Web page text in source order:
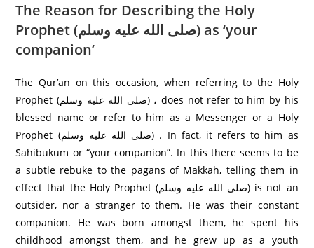
The Reason for Describing the Holy
Prophet (صلى الله عليه وسلم) as ‘your
companion’
The Qur’an on this occasion, when referring to the Holy
Prophet (صلى الله عليه وسلم) ، does not refer to him by his
blessed name or refer to him as a Messenger or a Holy
Prophet (صلى الله عليه وسلم) . In fact, it refers to him as
Sahibukum or “your companion”. In this there seems to be
a subtle rebuke to the pagans of Makkah, telling them in
effect that the Holy Prophet (صلى الله عليه وسلم) is not an
outsider, nor a stranger to them. He was their constant
companion. He was born amongst them, he spent his
childhood amongst them, and he grew up as a youth